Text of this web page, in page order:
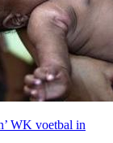
WK voetbal in